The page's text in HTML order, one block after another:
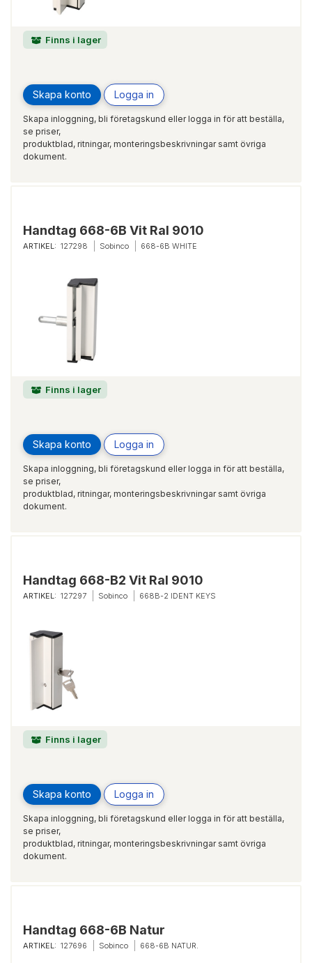
Finns i lager
Skapa konto Logga in
Skapa inloggning, bli företagskund eller logga in för att beställa,
se priser,
produktblad, ritningar, monteringsbeskrivningar samt övriga
dokument.
Handtag 668-6B Vit Ral 9010
ARTIKEL: 127298 Sobinco 668-6B WHITE
Finns i lager
Skapa konto Logga in
Skapa inloggning, bli företagskund eller logga in för att beställa,
se priser,
produktblad, ritningar, monteringsbeskrivningar samt övriga
dokument.
Handtag 668-B2 Vit Ral 9010
ARTIKEL: 127297 Sobinco 668B-2 IDENT KEYS
Finns i lager
Skapa konto Logga in
Skapa inloggning, bli företagskund eller logga in för att beställa,
se priser,
produktblad, ritningar, monteringsbeskrivningar samt övriga
dokument.
Handtag 668-6B Natur
ARTIKEL: 127696 Sobinco 668-6B NATUR.